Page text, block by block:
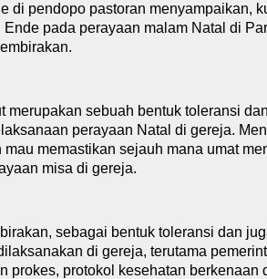
di pendopo pastoran menyampaikan,
pada perayaan malam Natal di
merupakan sebuah bentuk toleransi
perayaan Natal di gereja.
memastikan sejauh mana umat
misa di gereja.
sebagai bentuk toleransi dan
anakan di gereja, terutama
prokes, protokol kesehatan berkenaan